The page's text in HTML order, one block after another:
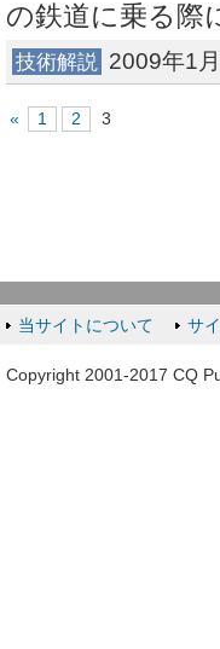
の鉄道に乗る際
技術解説 2009年1
« 1 2 3
当サイトについて サ
Copyright 2001-2017 CQ